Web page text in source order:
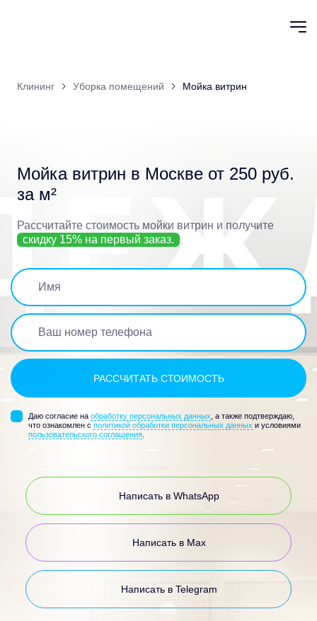
Клининг Уборка помещений Мойка витрин
Мойка витрин в Москве от 250 руб.
за м²
Рассчитайте стоимость мойки витрин и получите
скидку 15% на первый заказ.
Даю согласие на обработку персональных данных , а также подтверждаю,
что ознакомлен с политикой обработки персональных данных и условиями
пользовательского соглашения
Написать в WhatsApp
Написать в Max
Написать в Telegram